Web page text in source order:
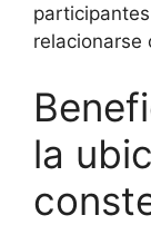
relacionarse
la